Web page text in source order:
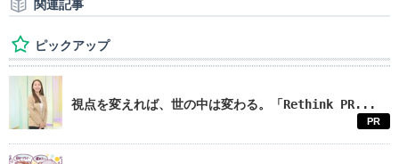
関連記事
ピックアップ
視点を変えれば、世の中は変わる。「Rethink PR...
PR